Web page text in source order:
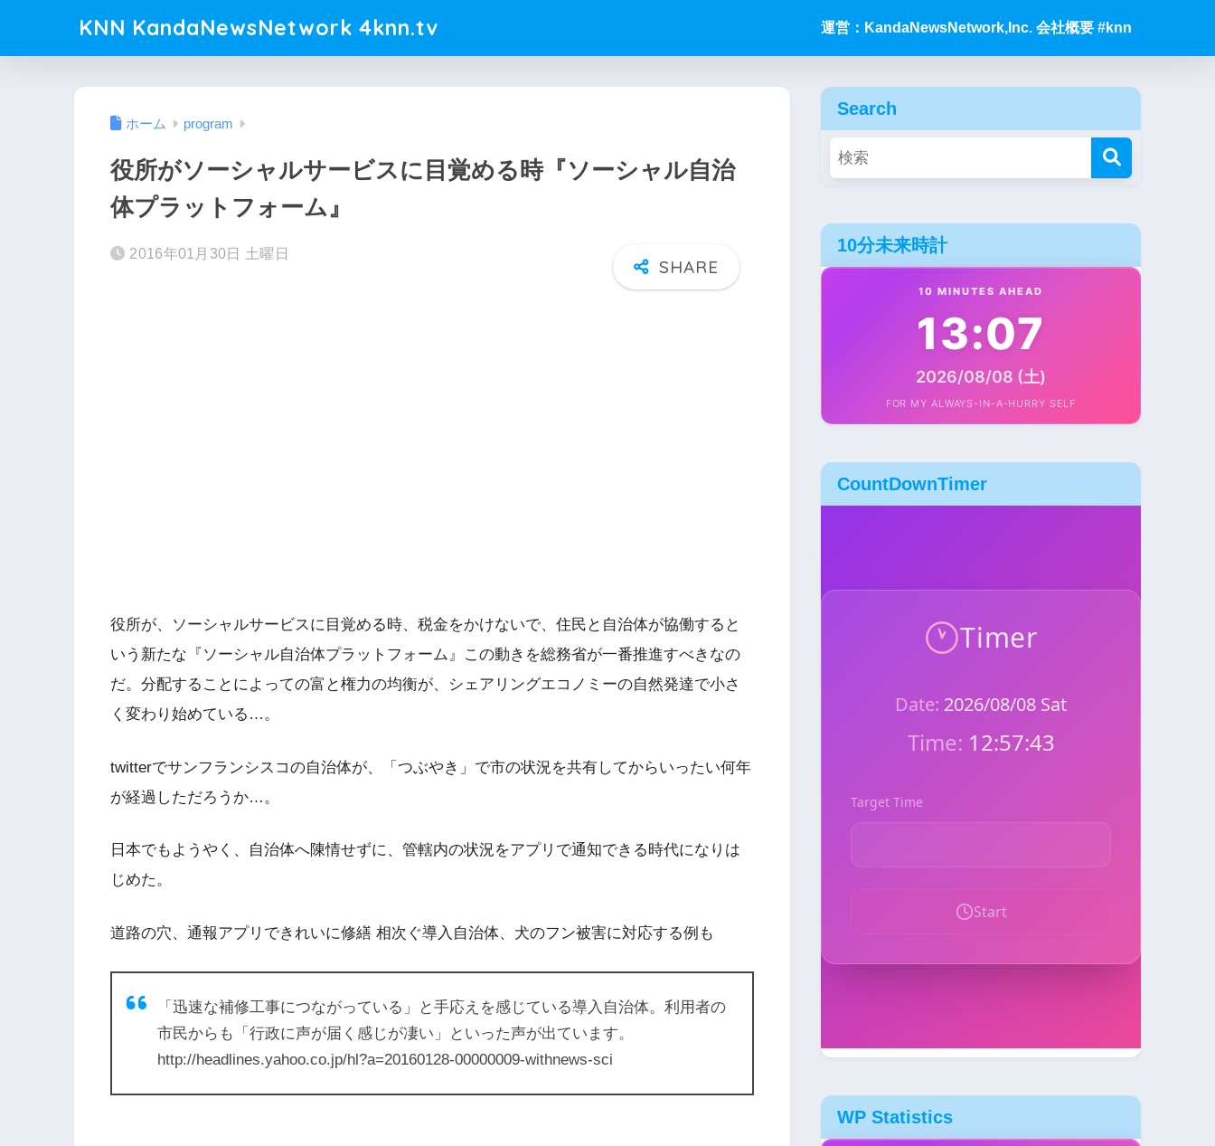
KNN KandaNewsNetwork 4knn.tv 運営：KandaNewsNetwork,Inc. 会社概要 #knn
ホーム program
役所がソーシャルサービスに目覚める時『ソーシャル自治
体プラットフォーム』
2016年01月30日 土曜日
役所が、ソーシャルサービスに目覚める時、税金をかけないで、住民と自治体が協働すると
いう新たな『ソーシャル自治体プラットフォーム』この動きを総務省が一番推進すべきなの
だ。分配することによっての富と権力の均衡が、シェアリングエコノミーの自然発達で小さ
く変わり始めている…。
twitterでサンフランシスコの自治体が、「つぶやき」で市の状況を共有してからいったい何年
が経過しただろうか…。
日本でもようやく、自治体へ陳情せずに、管轄内の状況をアプリで通知できる時代になりは
じめた。
道路の穴、通報アプリできれいに修繕 相次ぐ導入自治体、犬のフン被害に対応する例も
「迅速な補修工事につながっている」と手応えを感じている導入自治体。利用者の
市民からも「行政に声が届く感じが凄い」といった声が出ています。
http://headlines.yahoo.co.jp/hl?a=20160128-00000009-withnews-sci
Search
10分未来時計
10 MINUTES AHEAD
13:07
2026/08/08 (土)
FOR MY ALWAYS-IN-A-HURRY SELF
CountDownTimer
WP Statistics